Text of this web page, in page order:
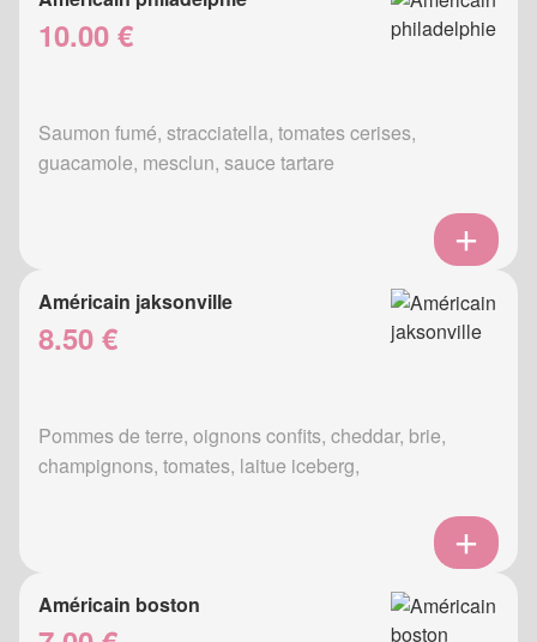
10.00 €
Saumon fumé, stracciatella, tomates cerises,
guacamole, mesclun, sauce tartare
Américain jaksonville
8.50 €
Pommes de terre, oignons confits, cheddar, brie,
champignons, tomates, laitue iceberg,
Américain boston